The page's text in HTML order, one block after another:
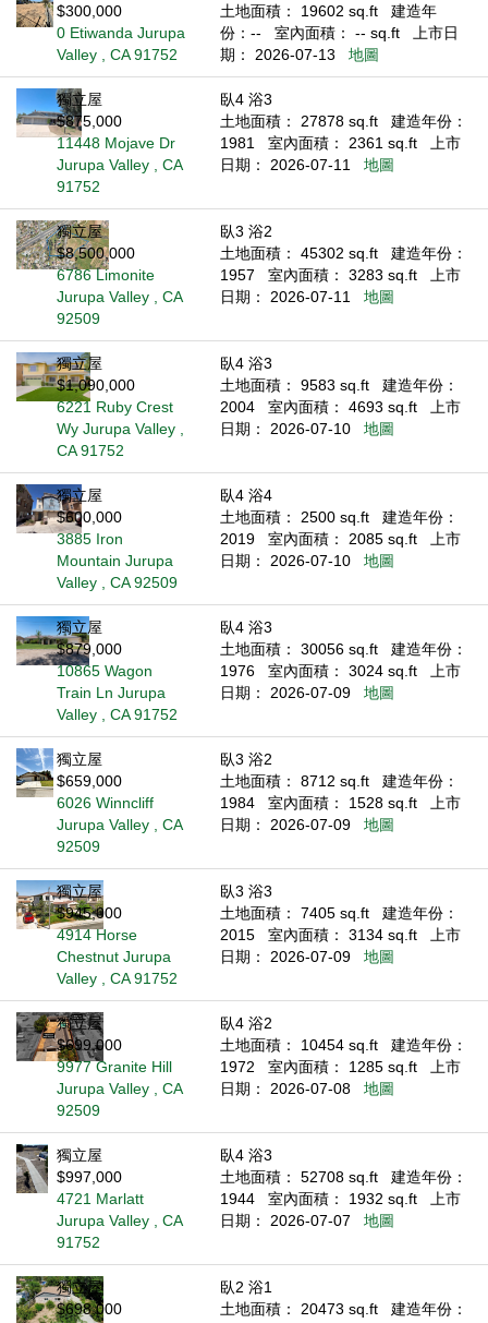
$300,000
0 Etiwanda Jurupa
Valley , CA 91752
土地面積： 19602 sq.ft
建造年
份：--
室內面積： -- sq.ft
上市日
期： 2026-07-13
地圖
獨立屋
$875,000
11448 Mojave Dr
Jurupa Valley , CA
91752
臥4 浴3
土地面積： 27878 sq.ft
建造年份：
1981
室內面積： 2361 sq.ft
上市
日期： 2026-07-11
地圖
獨立屋
$8,500,000
6786 Limonite
Jurupa Valley , CA
92509
臥3 浴2
土地面積： 45302 sq.ft
建造年份：
1957
室內面積： 3283 sq.ft
上市
日期： 2026-07-11
地圖
獨立屋
$1,090,000
6221 Ruby Crest
Wy Jurupa Valley ,
CA 91752
臥4 浴3
土地面積： 9583 sq.ft
建造年份：
2004
室內面積： 4693 sq.ft
上市
日期： 2026-07-10
地圖
獨立屋
$600,000
3885 Iron
Mountain Jurupa
Valley , CA 92509
臥4 浴4
土地面積： 2500 sq.ft
建造年份：
2019
室內面積： 2085 sq.ft
上市
日期： 2026-07-10
地圖
獨立屋
$879,000
10865 Wagon
Train Ln Jurupa
Valley , CA 91752
臥4 浴3
土地面積： 30056 sq.ft
建造年份：
1976
室內面積： 3024 sq.ft
上市
日期： 2026-07-09
地圖
獨立屋
$659,000
6026 Winncliff
Jurupa Valley , CA
92509
臥3 浴2
土地面積： 8712 sq.ft
建造年份：
1984
室內面積： 1528 sq.ft
上市
日期： 2026-07-09
地圖
獨立屋
$945,000
4914 Horse
Chestnut Jurupa
Valley , CA 91752
臥3 浴3
土地面積： 7405 sq.ft
建造年份：
2015
室內面積： 3134 sq.ft
上市
日期： 2026-07-09
地圖
獨立屋
$699,000
9977 Granite Hill
Jurupa Valley , CA
92509
臥4 浴2
土地面積： 10454 sq.ft
建造年份：
1972
室內面積： 1285 sq.ft
上市
日期： 2026-07-08
地圖
獨立屋
$997,000
4721 Marlatt
Jurupa Valley , CA
91752
臥4 浴3
土地面積： 52708 sq.ft
建造年份：
1944
室內面積： 1932 sq.ft
上市
日期： 2026-07-07
地圖
獨立屋
$698,000
臥2 浴1
土地面積： 20473 sq.ft
建造年份：